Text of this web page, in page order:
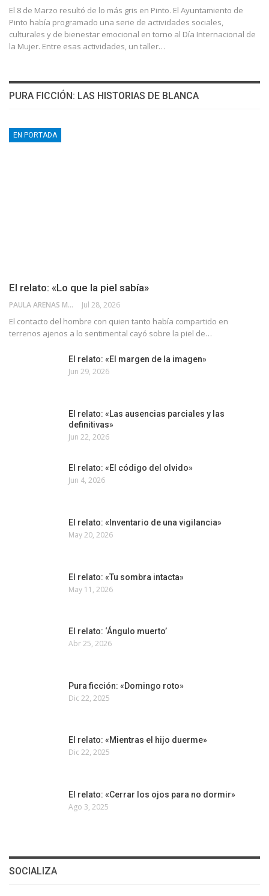
El 8 de Marzo resultó de lo más gris en Pinto. El Ayuntamiento de
Pinto había programado una serie de actividades sociales,
culturales y de bienestar emocional en torno al Día Internacional de
la Mujer. Entre esas actividades, un taller…
PURA FICCIÓN: LAS HISTORIAS DE BLANCA
EN PORTADA
El relato: «Lo que la piel sabía»
PAULA ARENAS MARTÍN ABRIL Jul 28, 2026
El contacto del hombre con quien tanto había compartido en
terrenos ajenos a lo sentimental cayó sobre la piel de…
El relato: «El margen de la imagen»
Jun 29, 2026
El relato: «Las ausencias parciales y las
definitivas»
Jun 22, 2026
El relato: «El código del olvido»
Jun 4, 2026
El relato: «Inventario de una vigilancia»
May 20, 2026
El relato: «Tu sombra intacta»
May 11, 2026
El relato: ‘Ángulo muerto’
Abr 25, 2026
Pura ficción: «Domingo roto»
Dic 22, 2025
El relato: «Mientras el hijo duerme»
Dic 22, 2025
El relato: «Cerrar los ojos para no dormir»
Ago 3, 2025
SOCIALIZA